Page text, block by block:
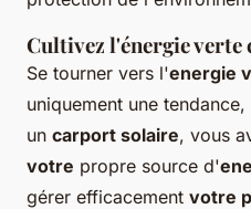
Cultivez l'énergie verte
Se tourner vers l'energie
uniquement une
un carport solaire, vous
votre propre source d'
gérer efficacement votre